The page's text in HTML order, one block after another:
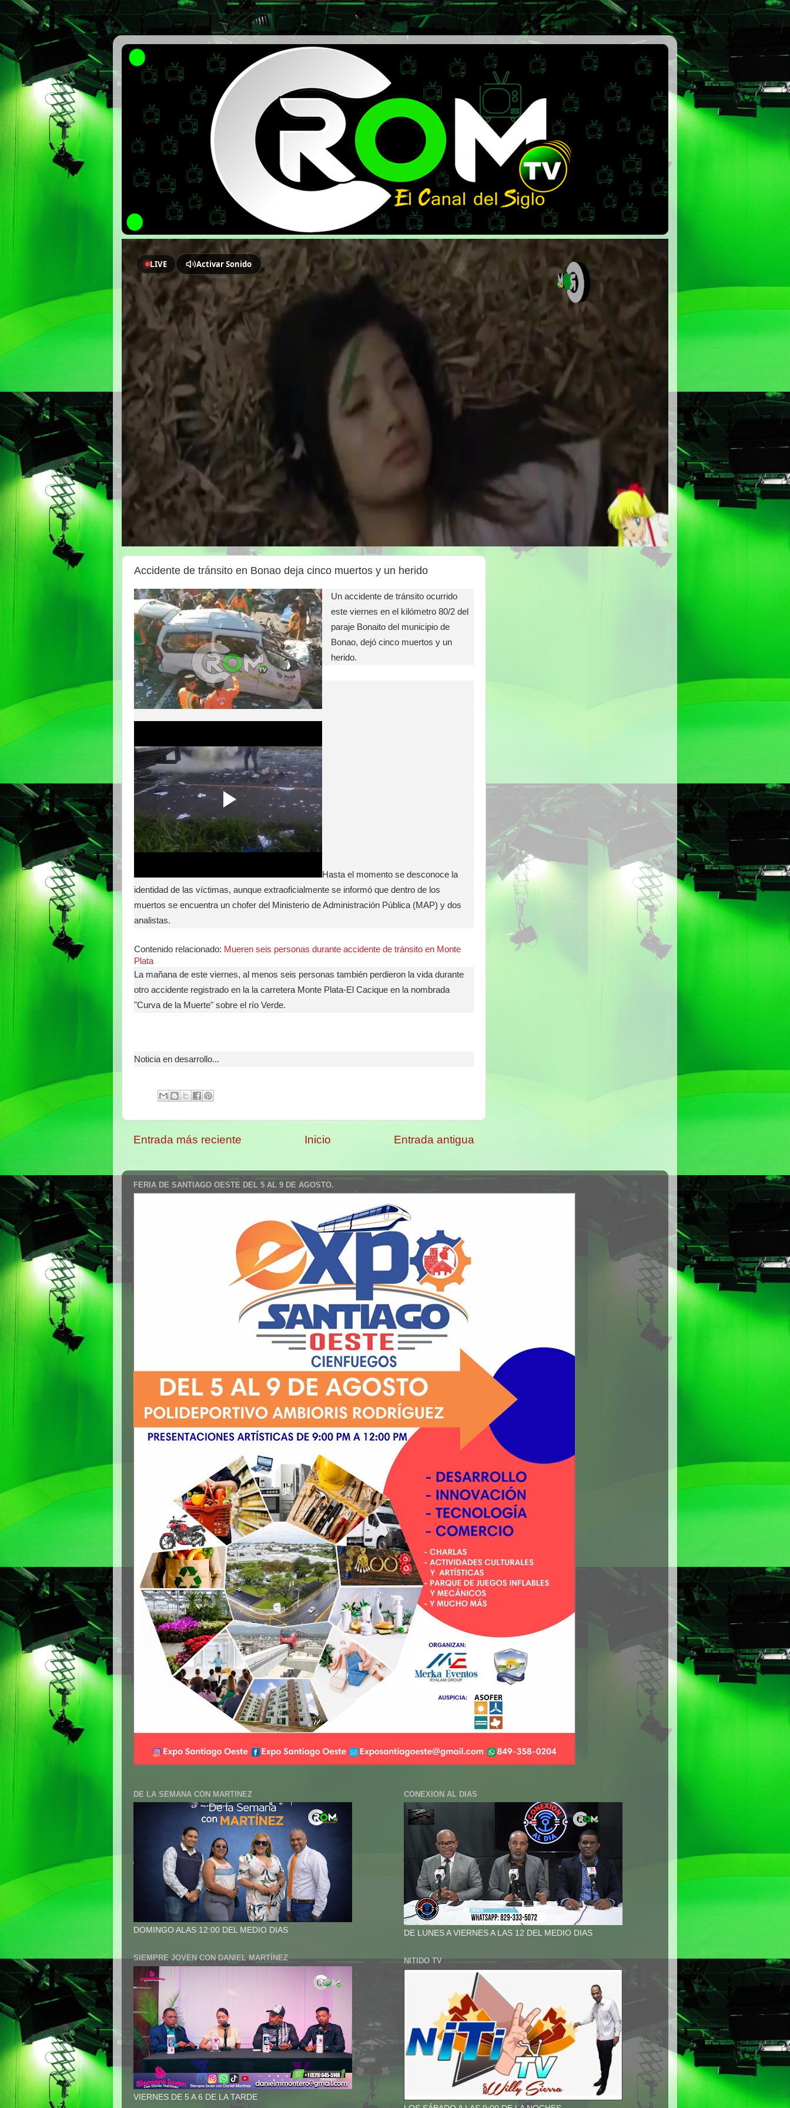
Accidente de tránsito en Bonao deja cinco muertos y un herido
Un accidente de tránsito ocurrido
este viernes en el kilómetro 80/2 del
paraje Bonaito del municipio de
Bonao, dejó cinco muertos y un
herido.
Hasta el momento se desconoce la
identidad de las víctimas, aunque extraoficialmente se informó que dentro de los
muertos se encuentra un chofer del Ministerio de Administración Pública (MAP) y dos
analistas.
Contenido relacionado: Mueren seis personas durante accidente de tránsito en Monte
Plata
La mañana de este viernes, al menos seis personas también perdieron la vida durante
otro accidente registrado en la la carretera Monte Plata-El Cacique en la nombrada
"Curva de la Muerte" sobre el río Verde.
Noticia en desarrollo...
Entrada más reciente Entrada antigua
Inicio
FERIA DE SANTIAGO OESTE DEL 5 AL 9 DE AGOSTO.
DE LA SEMANA CON MARTINEZ
DOMINGO ALAS 12:00 DEL MEDIO DIAS
SIEMPRE JOVEN CON DANIEL MARTÍNEZ
VIERNES DE 5 A 6 DE LA TARDE
CONEXION AL DIAS
DE LUNES A VIERNES A LAS 12 DEL MEDIO DIAS
NITIDO TV